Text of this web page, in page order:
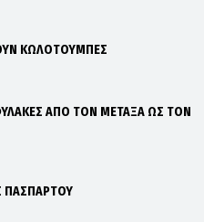
ΚΩΛΟΤΟΥΜΠΕΣ
ΑΠΟ ΤΟΝ ΜΕΤΑΞΑ ΩΣ ΤΟΝ
ΠΑΣΠΑΡΤΟΥ